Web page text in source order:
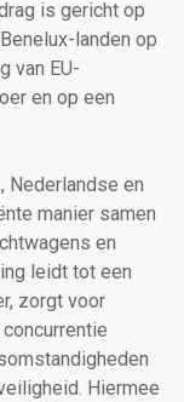
is gericht op
landen op
van EU-
en op een
Nederlandse en
manier samen
en
leidt tot een
zorgt voor
Hiermee